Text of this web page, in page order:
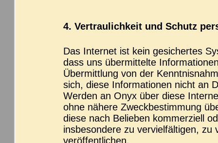
4. Vertraulichkeit und Schutz
Das Internet ist kein gesichertes
dass uns übermittelte
Übermittlung von der
sich, diese Informationen nicht an
Werden an Onyx über diese
ohne nähere Zweckbestimmung
diese nach Belieben kommerziell
insbesondere zu vervielfältigen,
veröffentlichen.